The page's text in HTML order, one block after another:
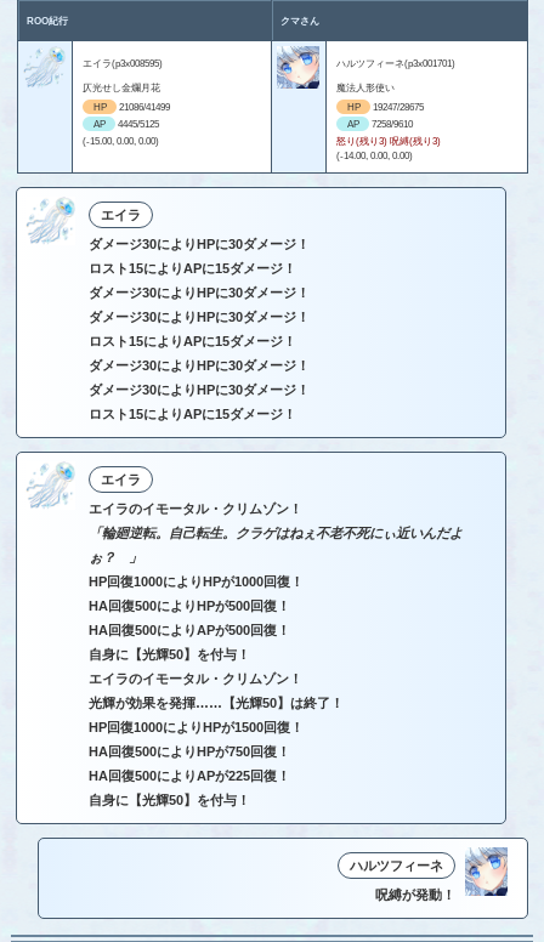
ROO紀行 クマさん
エイラ(p3x008595)
仄光せし金爛月花
HP
21086/41499
AP
4445/5125
(-15.00, 0.00, 0.00)
ハルツフィーネ(p3x001701)
魔法人形使い
HP
19247/28675
AP
7258/9610
怒り(残り3) 呪縛(残り3)
(-14.00, 0.00, 0.00)
エイラ
ダメージ30によりHPに30ダメージ！
ロスト15によりAPに15ダメージ！
ダメージ30によりHPに30ダメージ！
ダメージ30によりHPに30ダメージ！
ロスト15によりAPに15ダメージ！
ダメージ30によりHPに30ダメージ！
ダメージ30によりHPに30ダメージ！
ロスト15によりAPに15ダメージ！
エイラ
エイラのイモータル・クリムゾン！
「輪廻逆転。自己転生。クラゲはねぇ不老不死にぃ近いんだよ
ぉ？ 」
HP回復1000によりHPが1000回復！
HA回復500によりHPが500回復！
HA回復500によりAPが500回復！
自身に【光輝50】を付与！
エイラのイモータル・クリムゾン！
光輝が効果を発揮……【光輝50】は終了！
HP回復1000によりHPが1500回復！
HA回復500によりHPが750回復！
HA回復500によりAPが225回復！
自身に【光輝50】を付与！
ハルツフィーネ
呪縛が発動！